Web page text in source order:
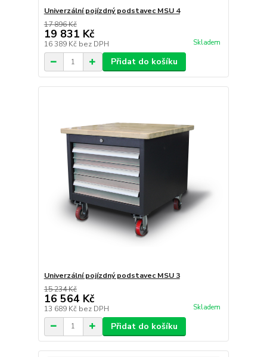
Univerzální pojízdný podstavec MSU 4
17 896 Kč
19 831 Kč
16 389 Kč bez DPH Skladem
Přidat do košíku
Univerzální pojízdný podstavec MSU 3
15 234 Kč
16 564 Kč
13 689 Kč bez DPH Skladem
Přidat do košíku